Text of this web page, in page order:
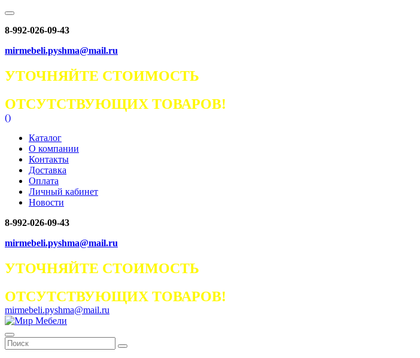
8-992-026-09-43
mirmebeli.pyshma@mail.ru
УТОЧНЯЙТЕ СТОИМОСТЬ
ОТСУТСТВУЮЩИХ ТОВАРОВ!
()
Каталог
О компании
Контакты
Доставка
Оплата
Личный кабинет
Новости
8-992-026-09-43
mirmebeli.pyshma@mail.ru
УТОЧНЯЙТЕ СТОИМОСТЬ
ОТСУТСТВУЮЩИХ ТОВАРОВ!
mirmebeli.pyshma@mail.ru